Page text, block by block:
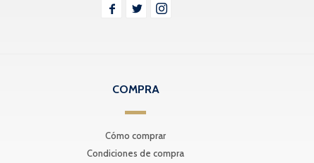
COMPRA
Cómo comprar
Condiciones de compra
  